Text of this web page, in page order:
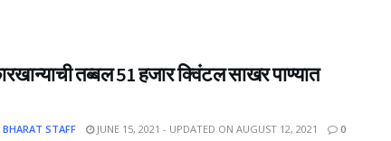
तब्बल 51 हजार क्विंटल साखर पाण्यात
BHARAT STAFF JUNE 15, 2021 - UPDATED ON AUGUST 12, 2021 0